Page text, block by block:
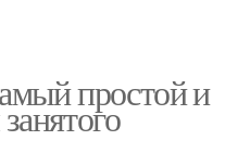
простой и